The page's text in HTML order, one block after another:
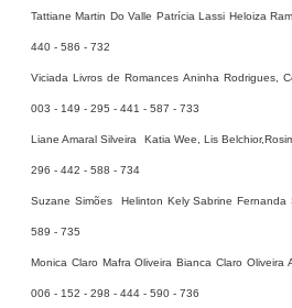
Tattiane Martin Do Valle Patrícia Lassi Heloiza
440 - 586 - 732
Viciada Livros de Romances Aninha Rodrigues,
003 - 149 - 295 - 441 - 587 - 733
Liane Amaral Silveira Katia Wee, Lis
296 - 442 - 588 - 734
Suzane Simões Helinton Kely Sabrine
589 - 735
Monica Claro Mafra Oliveira Bianca Claro Oliveira
006 - 152 - 298 - 444 - 590 - 736